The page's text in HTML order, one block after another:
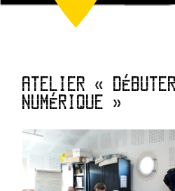
ATELIER «
NUMÉRIQUE »